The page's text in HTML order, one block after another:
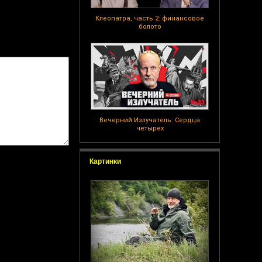
Клеопатра, часть 2: финансовое
болото
Вечерний Излучатель: Сердца
четырех
Картинки